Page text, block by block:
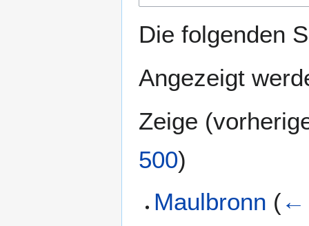
Die folgenden
Angezeigt
Zeige (
500)
Maulbronn (←